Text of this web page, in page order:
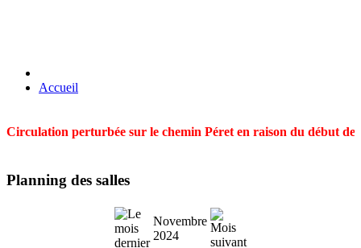
Accueil
Circulation perturbée sur le chemin Péret en raison du début
Planning des salles
Novembre
2024